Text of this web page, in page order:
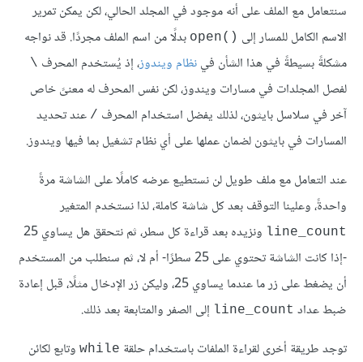
سنتعامل مع الملف على أنه موجود في المجلد الحالي، لكن يمكن تمرير
الاسم الكامل للمسار إلى open()‎ بدلًا من اسم الملف مجردًا. قد نواجه
مشكلةً بسيطةً في هذا الشأن فينظام ويندوز، إذ يُستخدم المحرف \
لفصل المجلدات في مسارات ويندوز، لكن نفس المحرف له معنىً خاص
آخر في سلاسل بايثون، لذلك يفضل استخدام المحرف / عند تحديد
المسارات في بايثون لضمان عملها على أي نظام تشغيل بما فيها ويندوز.
عند التعامل مع ملف طويل لن نستطيع عرضه كاملًا على الشاشة مرةً
واحدةً، وعلينا التوقف بعد كل شاشة كاملة، لذا نستخدم المتغير
line_count
ونزيده بعد قراءة كل سطر، ثم نتحقق هل يساوي 25
-إذا كانت الشاشة تحتوي على 25 سطرًا- أم لا، ثم سنطلب من المستخدم
أن يضغط على زر ما عندما يساوي 25، وليكن زر الإدخال مثلًا، قبل إعادة
ضبط عداد line_count إلى الصفر والمتابعة بعد ذلك.
توجد طريقة أخرى لقراءة الملفات باستخدام حلقة while وتابع لكائن